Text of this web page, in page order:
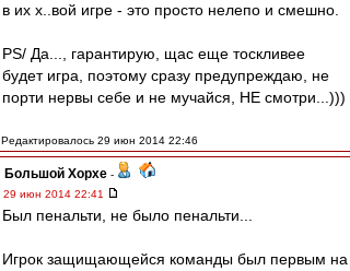
в их х..вой игре - это просто нелепо и смешно.
РS/ Да..., гарантирую, щас еще тоскливее
будет игра, поэтому сразу предупреждаю, не
порти нервы себе и не мучайся, НЕ смотри...)))
Редактировалось 29 июн 2014 22:46
Большой Хорхе -
29 июн 2014 22:41
Был пенальти, не было пенальти...
Игрок защищающейся команды был первым на